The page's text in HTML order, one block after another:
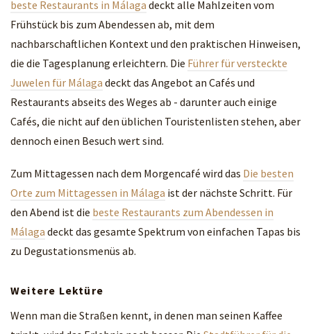
beste Restaurants in Málaga deckt alle Mahlzeiten vom
Frühstück bis zum Abendessen ab, mit dem
nachbarschaftlichen Kontext und den praktischen Hinweisen,
die die Tagesplanung erleichtern. Die Führer für versteckte
Juwelen für Málaga deckt das Angebot an Cafés und
Restaurants abseits des Weges ab - darunter auch einige
Cafés, die nicht auf den üblichen Touristenlisten stehen, aber
dennoch einen Besuch wert sind.
Zum Mittagessen nach dem Morgencafé wird das Die besten
Orte zum Mittagessen in Málaga ist der nächste Schritt. Für
den Abend ist die beste Restaurants zum Abendessen in
Málaga deckt das gesamte Spektrum von einfachen Tapas bis
zu Degustationsmenüs ab.
Weitere Lektüre
Wenn man die Straßen kennt, in denen man seinen Kaffee